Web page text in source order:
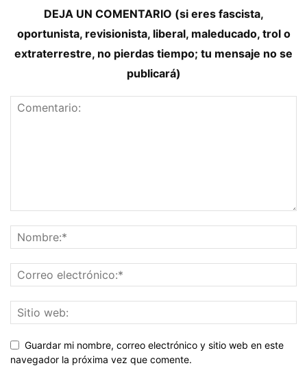
DEJA UN COMENTARIO (si eres fascista,
oportunista, revisionista, liberal, maleducado, trol o
extraterrestre, no pierdas tiempo; tu mensaje no se
publicará)
Guardar mi nombre, correo electrónico y sitio web en este
navegador la próxima vez que comente.